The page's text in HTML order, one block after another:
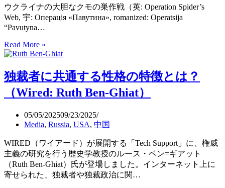
を
撃
る
AI
御
の
防
シ
ス
テ
ム
（Sky
Sentinel）
ウクライナの大胆なクモの巣作戦（英: Operation Spider’s
Web, 宇: Операція «Павутина», romanized: Operatsija
“Pavutyna…
Read More »
ク
イ
ナ
の
ド
ロ
ー
ン
に
よ
る
独裁者に共通する性格の特徴とは？
（Wired: Ruth Ben-Ghiat）
05/05/202509/23/2025
Media, Russia, USA, 中国
WIRED（ワイアード）が展開する「Tech Support」に、権威
主義の研究を行う歴史学教授のルース・ベン=ギアット
（Ruth Ben-Ghiat）氏が登場しました。インターネット上に
寄せられた、独裁者や独裁政治に関…